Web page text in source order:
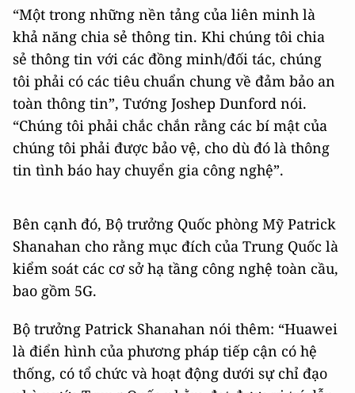
“Một trong những nền tảng của liên minh là
khả năng chia sẻ thông tin. Khi chúng tôi chia
sẻ thông tin với các đồng minh/đối tác, chúng
tôi phải có các tiêu chuẩn chung về đảm bảo an
toàn thông tin”, Tướng Joshep Dunford nói.
“Chúng tôi phải chắc chắn rằng các bí mật của
chúng tôi phải được bảo vệ, cho dù đó là thông
tin tình báo hay chuyển gia công nghệ”.
Bên cạnh đó, Bộ trưởng Quốc phòng Mỹ Patrick
Shanahan cho rằng mục đích của Trung Quốc là
kiểm soát các cơ sở hạ tầng công nghệ toàn cầu,
bao gồm 5G.
Bộ trưởng Patrick Shanahan nói thêm: “Huawei
là điển hình của phương pháp tiếp cận có hệ
thống, có tổ chức và hoạt động dưới sự chỉ đạo